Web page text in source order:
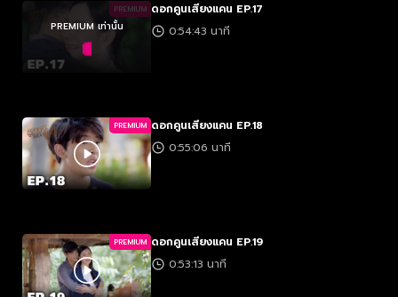
PREMIUM
PREMIUM เท่านั้น
ดอกคูนเสียงแคน EP.17
0:54:43 นาที
PREMIUM ดอกคูนเสียงแคน EP.18
0:55:06 นาที
PREMIUM ดอกคูนเสียงแคน EP.19
0:53:13 นาที